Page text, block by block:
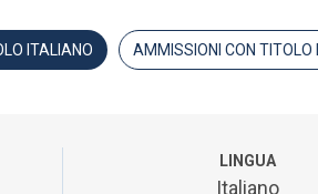
ITALIANO AMMISSIONI CON TITOLO
LINGUA
Italiano